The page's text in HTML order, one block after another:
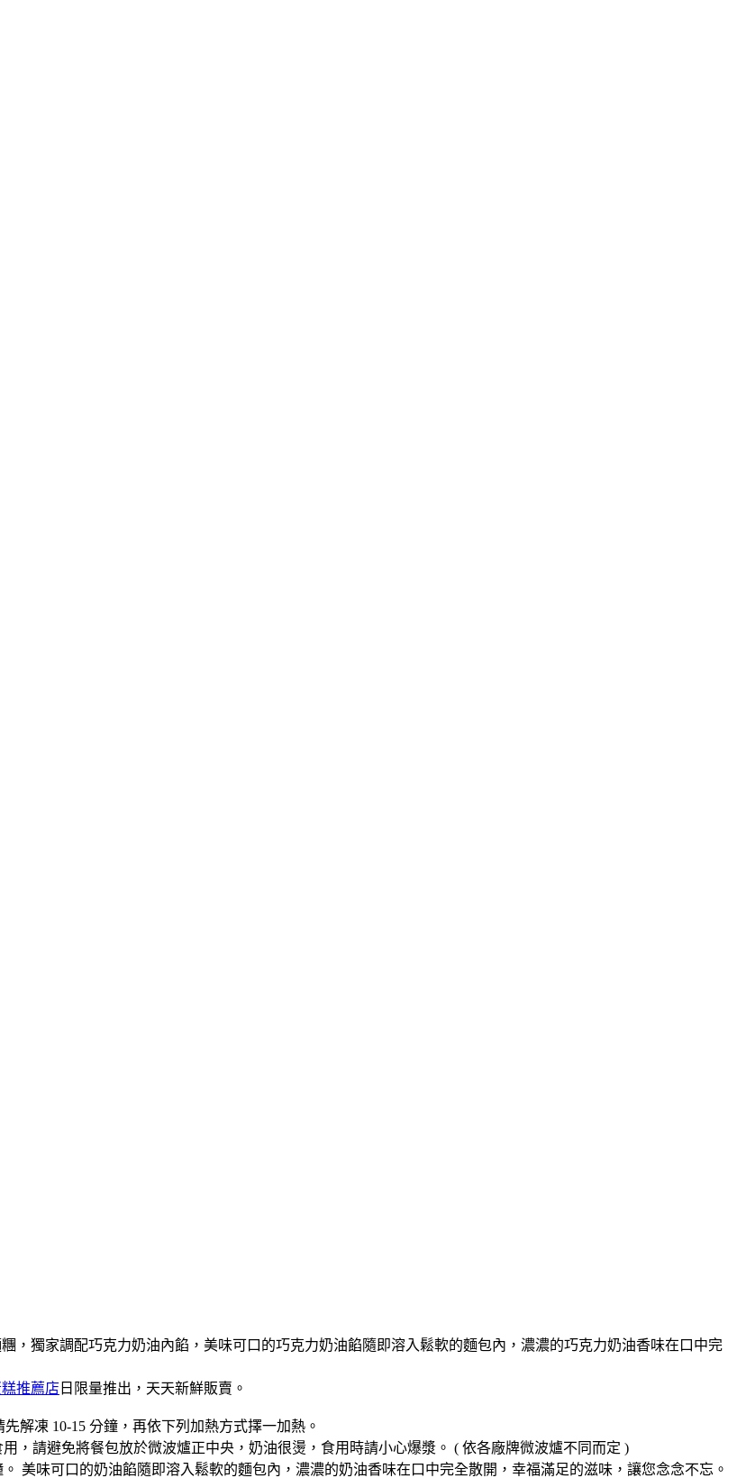
，獨家調配巧克力奶油內餡，美味可口的巧克力奶油餡隨即溶入鬆軟的麵包內，濃濃的巧克力奶油香味在口中完
推薦店 日限量推出，天天新鮮販賣。
解凍 10-15 分鐘，再依下列加熱方式擇一加熱。
，請避免將餐包放於微波爐正中央，奶油很燙，食用時請小心爆漿。 ( 依各廠牌微波爐不同而定 )
美味可口的奶油餡隨即溶入鬆軟的麵包內，濃濃的奶油香味在口中完全散開，幸福滿足的滋味，讓您念念不忘。